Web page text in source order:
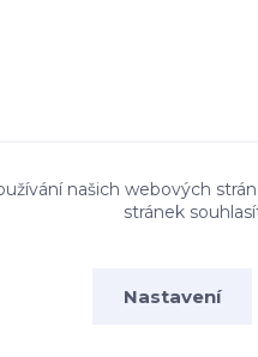
našich webových
stránek
Nastavení